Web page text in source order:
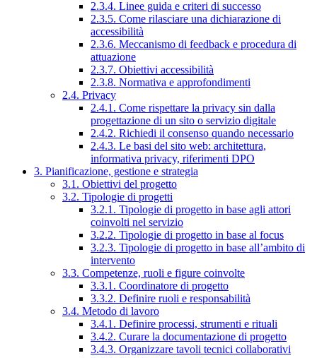
2.3.4. Linee guida e criteri di successo
2.3.5. Come rilasciare una dichiarazione di
accessibilità
2.3.6. Meccanismo di feedback e procedura di
attuazione
2.3.7. Obiettivi accessibilità
2.3.8. Normativa e approfondimenti
2.4. Privacy
2.4.1. Come rispettare la privacy sin dalla
progettazione di un sito o servizio digitale
2.4.2. Richiedi il consenso quando necessario
2.4.3. Le basi del sito web: architettura,
informativa privacy, riferimenti DPO
3. Pianificazione, gestione e strategia
3.1. Obiettivi del progetto
3.2. Tipologie di progetti
3.2.1. Tipologie di progetto in base agli attori
coinvolti nel servizio
3.2.2. Tipologie di progetto in base al focus
3.2.3. Tipologie di progetto in base all’ambito di
intervento
3.3. Competenze, ruoli e figure coinvolte
3.3.1. Coordinatore di progetto
3.3.2. Definire ruoli e responsabilità
3.4. Metodo di lavoro
3.4.1. Definire processi, strumenti e rituali
3.4.2. Curare la documentazione di progetto
3.4.3. Organizzare tavoli tecnici collaborativi